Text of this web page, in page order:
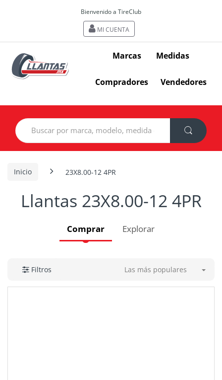
Bienvenido a TireClub
MI CUENTA
Marcas Medidas
Compradores Vendedores
Search
for:
Inicio 23X8.00-12 4PR
Llantas 23X8.00-12 4PR
Comprar Explorar
Filtros Las más populares